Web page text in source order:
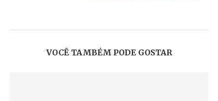
VOCÊ TAMBÉM PODE GOSTAR